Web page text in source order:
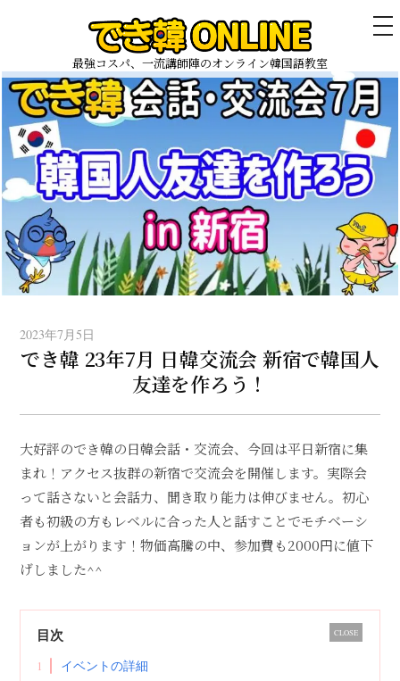
コ
テ
ン
ツ
へ
ス
キ
プ
最強コスパ、一流講師陣のオンライン韓国語教室
メ
ニ
2023年7月5日
でき韓 23年7月 日韓交流会 新宿で韓国人
友達を作ろう！
大好評のでき韓の日韓会話・交流会、今回は平日新宿に集
まれ！アクセス抜群の新宿で交流会を開催します。実際会
って話さないと会話力、聞き取り能力は伸びません。初心
者も初級の方もレベルに合った人と話すことでモチベーシ
ョンが上がります！物価高騰の中、参加費も2000円に値下
げしました^^
目次 CLOSE
1
イベントの詳細